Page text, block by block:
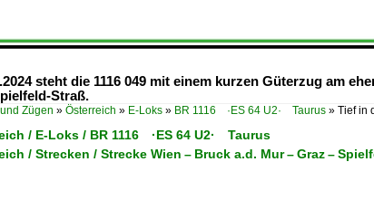
steht die 1116 049 mit einem kurzen Güterzug am
Straß.
Zügen » Österreich » E-Loks » BR 1116 ·ES 64 U2· Taurus » Tief in
/ E-Loks / BR 1116 ·ES 64 U2· Taurus
/ Strecken / Strecke Wien – Bruck a.d. Mur – Graz –